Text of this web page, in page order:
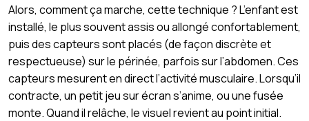
Alors, comment ça marche, cette technique ? L’enfant est
installé, le plus souvent assis ou allongé confortablement,
puis des capteurs sont placés (de façon discrète et
respectueuse) sur le périnée, parfois sur l’abdomen. Ces
capteurs mesurent en direct l’activité musculaire. Lorsqu’il
contracte, un petit jeu sur écran s’anime, ou une fusée
monte. Quand il relâche, le visuel revient au point initial.